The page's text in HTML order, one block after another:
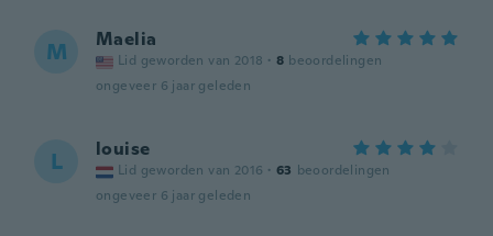
M Maelia
Lid geworden van 2018 · 8 beoordelingen
ongeveer 6 jaar geleden
L louise
Lid geworden van 2016 · 63 beoordelingen
ongeveer 6 jaar geleden